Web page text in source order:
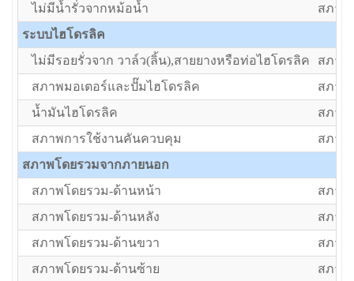
ไม่มีน้ำรั่วจากหม้อน้ำ
สภาพ
ระบบไฮโดรลิค
ไม่มีรอยรั่วจาก วาล์ว(ลิ้น),สายยางหรือท่อไฮโดรลิค
สภาพ
สภาพมอเตอร์และปั๊มไฮโดรลิค
สภาพ
น้ำมันไฮโดรลิค
สภาพ
สภาพการใช้งานคันควบคุม
สภาพ
สภาพโดยรวมจากภายนอก
สภาพโดยรวม-ด้านหน้า
สภาพ
สภาพโดยรวม-ด้านหลัง
สภาพ
สภาพโดยรวม-ด้านขวา
สภาพ
สภาพโดยรวม-ด้านซ้าย
สภาพ